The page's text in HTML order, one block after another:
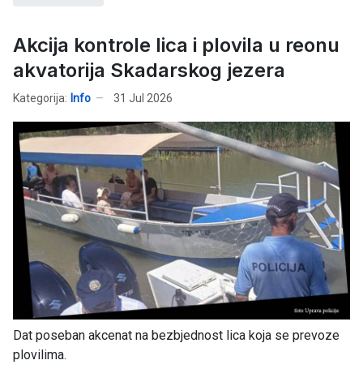
Akcija kontrole lica i plovila u reonu
akvatorija Skadarskog jezera
Kategorija: Info 31 Jul 2026
Dat poseban akcenat na bezbjednost lica koja se prevoze
plovilima.